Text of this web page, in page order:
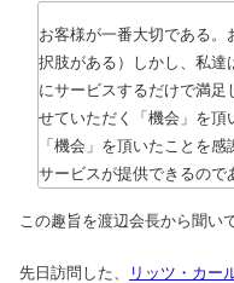
お客様が一番大切である
択肢がある）しかし、私達
にサービスするだけで満足
せていただく「機会」を頂
「機会」を頂いたことを
サービスが提供できるので
この趣旨を渡辺会長から聞い
先日訪問した、 リッツ・カー